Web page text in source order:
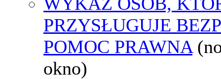
PRZYSŁUGUJE
POMOC PRAWNA
okno)